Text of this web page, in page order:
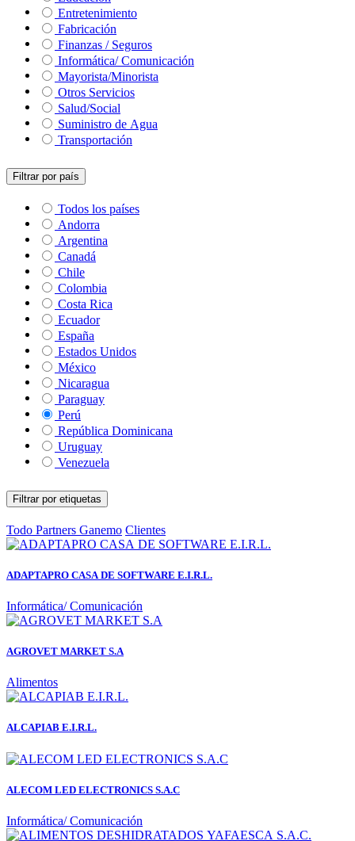
Entretenimiento
Fabricación
Finanzas / Seguros
Informática/ Comunicación
Mayorista/Minorista
Otros Servicios
Salud/Social
Suministro de Agua
Transportación
Filtrar por país
Todos los países
Andorra
Argentina
Canadá
Chile
Colombia
Costa Rica
Ecuador
España
Estados Unidos
México
Nicaragua
Paraguay
Perú
República Dominicana
Uruguay
Venezuela
Filtrar por etiquetas
Todo Partners Ganemo Clientes
ADAPTAPRO CASA DE SOFTWARE E.I.R.L.
Informática/ Comunicación
AGROVET MARKET S.A
Alimentos
ALCAPIAB E.I.R.L.
ALECOM LED ELECTRONICS S.A.C
Informática/ Comunicación